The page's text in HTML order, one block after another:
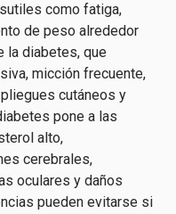
como fatiga,
de peso alrededor
la diabetes, que
micción frecuente,
cutáneos y
pone a las
alto,
cerebrales,
oculares y daños
pueden evitarse si